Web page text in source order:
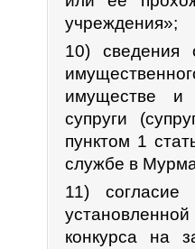
учреждения»;
10) сведения
имуществе и
супруги
пунктом 1
службе в
11)
конкурса на